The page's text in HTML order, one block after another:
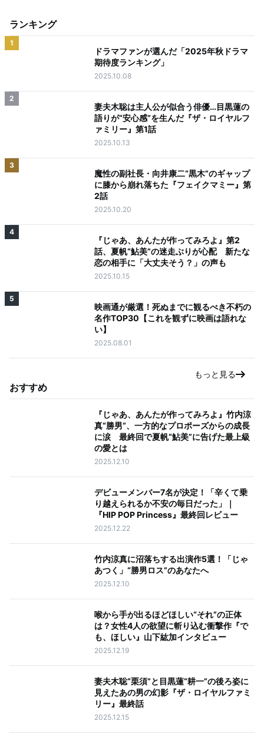
ランキング
1
ドラマファンが選んだ「2025年秋ドラマ
期待度ランキング」
2025.10.08
2
妻夫木聡は主人公が似合う俳優…目黒蓮の
語りが“安心感”を生んだ『ザ・ロイヤルフ
ァミリー』第1話
2025.10.13
3
魔性の副社長・向井康二“黒木”のギャップ
に膝から崩れ落ちた『フェイクマミー』第
2話
2025.10.20
4
『じゃあ、あんたが作ってみろよ』第2
話、夏帆“鮎美”の迷走ぶりが心配 新たな
恋の相手に「大丈夫そう？」の声も
2025.10.15
5
映画通が厳選！死ぬまでに観るべき不朽の
名作TOP30【これを観ずに映画は語れな
い】
2025.08.01
もっと見る
おすすめ
『じゃあ、あんたが作ってみろよ』竹内涼
真“勝男”、一方的なプロポーズからの成長
に涙 最終回で夏帆“鮎美”に告げた最上級
の愛とは
2025.12.10
デビューメンバー7名が決定！「辛くて乗
り越えられるか不安の毎日だった」｜
『HIP POP Princess』最終回レビュー
2025.12.22
竹内涼真に沼落ちする出演作5選！「じゃ
あつく」“勝男ロス”のあなたへ
2025.12.10
喉から手が出るほどほしい“それ”の正体
は？女性4人の欲望に斬り込む衝撃作『で
も、ほしい』山下紘加インタビュー
2025.12.19
妻夫木聡“栗須”と目黒蓮“耕一”の後ろ姿に
見えたあの男の幻影『ザ・ロイヤルファミ
リー』最終話
2025.12.15